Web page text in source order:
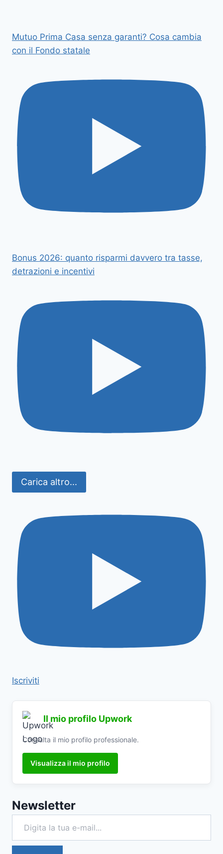
Mutuo Prima Casa senza garanti? Cosa cambia
con il Fondo statale
Bonus 2026: quanto risparmi davvero tra tasse,
detrazioni e incentivi
Carica altro...
Iscriviti
Il mio profilo Upwork
Consulta il mio profilo professionale.
Visualizza il mio profilo
Newsletter
Digita la tua e-mail...